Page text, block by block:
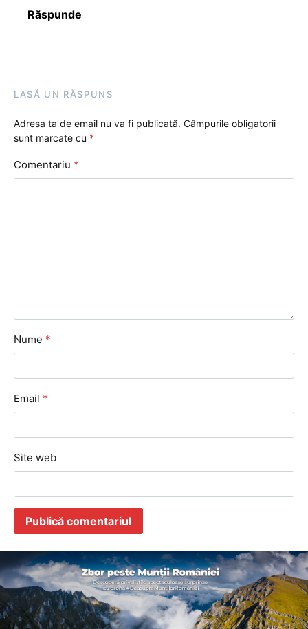
Răspunde
LASĂ UN RĂSPUNS
Adresa ta de email nu va fi publicată. Câmpurile obligatorii
sunt marcate cu *
Comentariu *
Nume *
Email *
Site web